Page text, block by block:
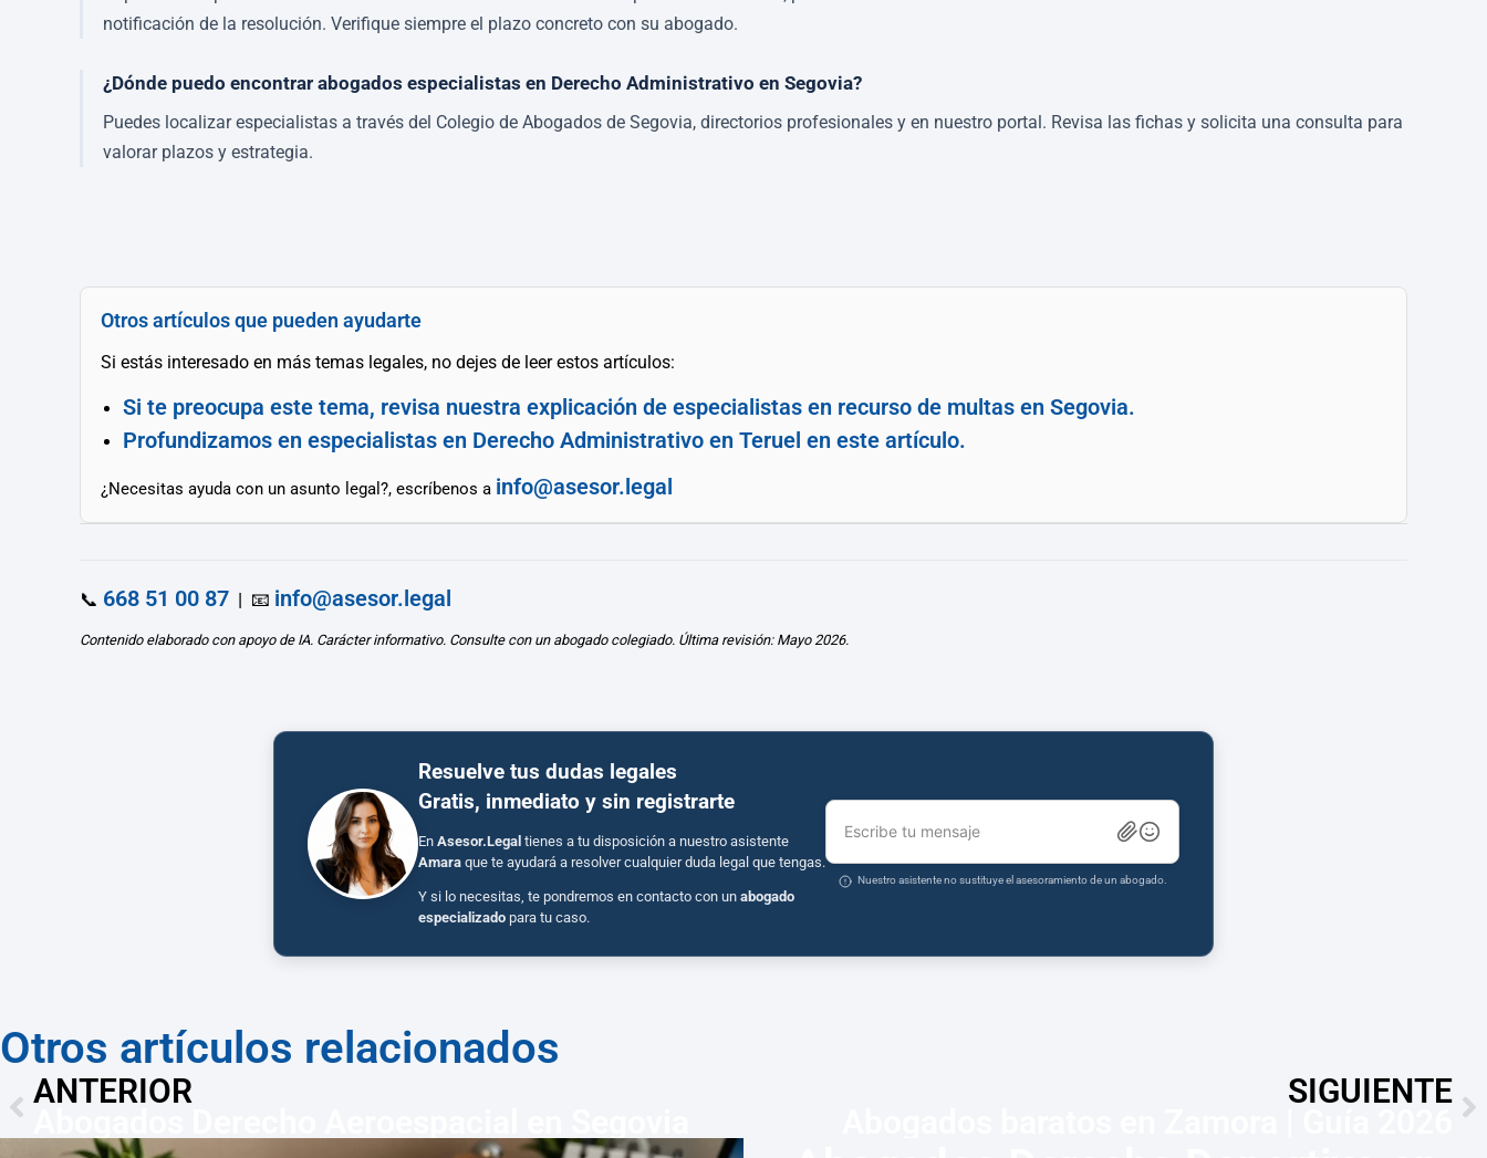
notificación de la resolución. Verifique siempre el plazo concreto con su abogado.
¿Dónde puedo encontrar abogados especialistas en Derecho Administrativo en Segovia?
Puedes localizar especialistas a través del Colegio de Abogados de Segovia, directorios profesionales y en nuestro portal. Revisa las fichas y solicita una consulta para
valorar plazos y estrategia.
Otros artículos que pueden ayudarte
Si estás interesado en más temas legales, no dejes de leer estos artículos:
Si te preocupa este tema, revisa nuestra explicación de especialistas en recurso de multas en Segovia.
Profundizamos en especialistas en Derecho Administrativo en Teruel en este artículo.
¿Necesitas ayuda con un asunto legal?, escríbenos a info@asesor.legal
📞 668 51 00 87 | 📧 info@asesor.legal
Contenido elaborado con apoyo de IA. Carácter informativo. Consulte con un abogado colegiado. Última revisión: Mayo 2026.
Resuelve tus dudas legales
Gratis, inmediato y sin registrarte
En Asesor.Legal tienes a tu disposición a nuestro asistente
Amara que te ayudará a resolver cualquier duda legal que tengas.
Y si lo necesitas, te pondremos en contacto con un abogado
especializado para tu caso.
Escribe tu mensaje
Nuestro asistente no sustituye el asesoramiento de un abogado.
Otros artículos relacionados
ANTERIOR
SIGUIENTE